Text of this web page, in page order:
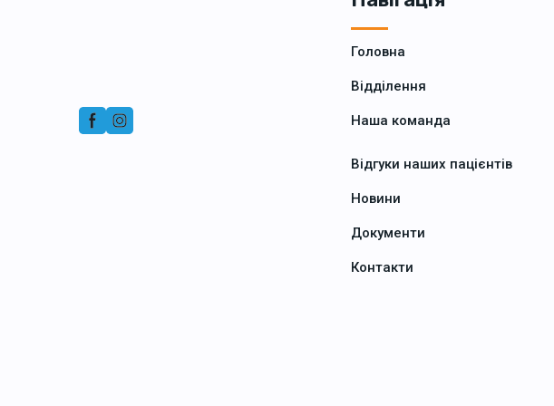
Головна
Відділення
Наша команда
Відгуки наших пацієнтів
Новини
Документи
Контакти